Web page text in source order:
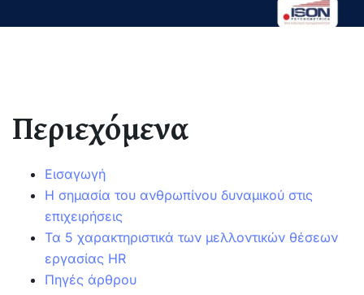
Περιεχόμενα
Εισαγωγή
Η σημασία του ανθρωπίνου δυναμικού στις
επιχειρήσεις
Τα 5 χαρακτηριστικά των μελλοντικών θέσεων
εργασίας HR
Πηγές άρθρου